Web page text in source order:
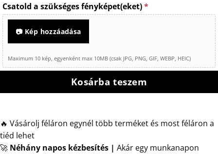
Csatold a szükséges fényképet(eket)*
📷 Kép hozzáadása
Maximum 10 kép, egyenként max 10MB (csak JPG, PNG, GIF, WEBP, HEIC)
Kosárba teszem
🔥 Vásárolj féláron egynél több terméket és most féláron a
tiéd lehet
🚀 Néhány napos kézbesítés | Akár egy munkanapon